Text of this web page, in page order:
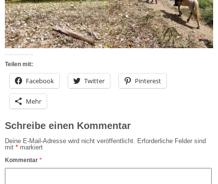
Teilen mit:
Facebook Twitter Pinterest
Mehr
Schreibe einen Kommentar
Deine E-Mail-Adresse wird nicht veröffentlicht.
Erforderliche Felder sind
mit * markiert
Kommentar *